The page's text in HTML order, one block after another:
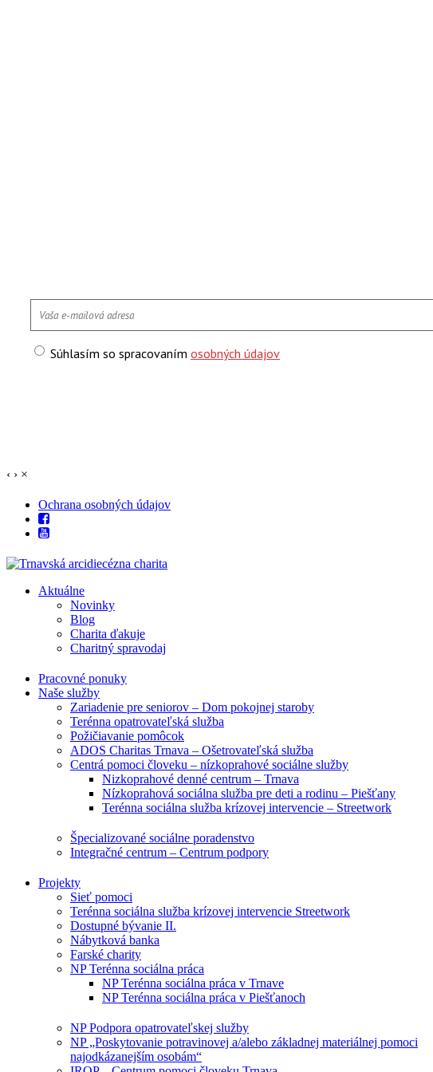
Súhlasím so spracovaním osobných údajov
‹ › ×
Ochrana osobných údajov
Aktuálne
Novinky
Blog
Charita ďakuje
Charitný spravodaj
Pracovné ponuky
Naše služby
Zariadenie pre seniorov – Dom pokojnej staroby
Terénna opatrovateľská služba
Požičiavanie pomôcok
ADOS Charitas Trnava – Ošetrovateľská služba
Centrá pomoci človeku – nízkoprahové sociálne služby
Nizkoprahové denné centrum – Trnava
Nízkoprahová sociálna služba pre deti a rodinu – Piešťany
Terénna sociálna služba krízovej intervencie – Streetwork
Špecializované sociálne poradenstvo
Integračné centrum – Centrum podpory
Projekty
Sieť pomoci
Terénna sociálna služba krízovej intervencie Streetwork
Dostupné bývanie II.
Nábytková banka
Farské charity
NP Terénna sociálna práca
NP Terénna sociálna práca v Trnave
NP Terénna sociálna práca v Piešťanoch
NP Podpora opatrovateľskej služby
NP „Poskytovanie potravinovej a/alebo základnej materiálnej pomoci
najodkázanejším osobám“